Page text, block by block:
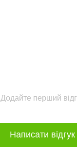
Додайте перший
Написати відгук